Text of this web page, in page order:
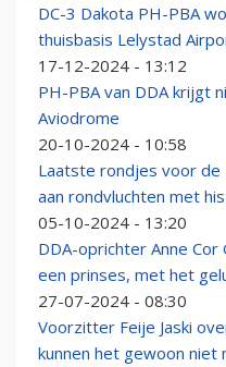
DC-3 Dakota PH-PBA
thuisbasis Lelystad
17-12-2024 - 13:12
PH-PBA van DDA krijgt
Aviodrome
20-10-2024 - 10:58
Laatste rondjes voor de
aan rondvluchten met
05-10-2024 - 13:20
DDA-oprichter Anne
een prinses, met het
27-07-2024 - 08:30
Voorzitter Feije Jaski
kunnen het gewoon niet